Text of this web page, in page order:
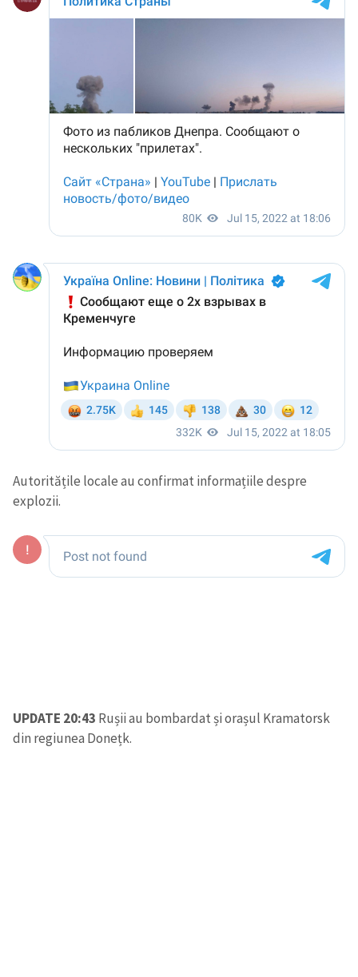
Autoritățile locale au confirmat informațiile despre
explozii.
UPDATE 20:43 Rușii au bombardat și orașul Kramatorsk
din regiunea Donețk.